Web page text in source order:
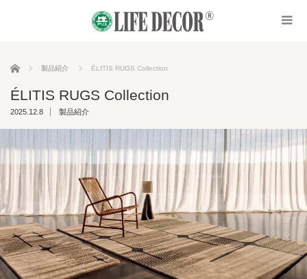
ホーム 製品紹介 ÉLITIS RUGS Collection
ÉLITIS RUGS Collection
2025.12.8 製品紹介